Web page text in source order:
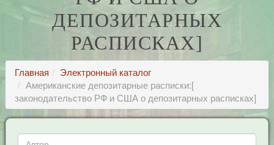
ДЕПОЗИТАРНЫХ
РАСПИСКАХ]
Главная
Электронный каталог
Американские депозитарные расписки:[
законодательство РФ и США о депозитарных расписках]